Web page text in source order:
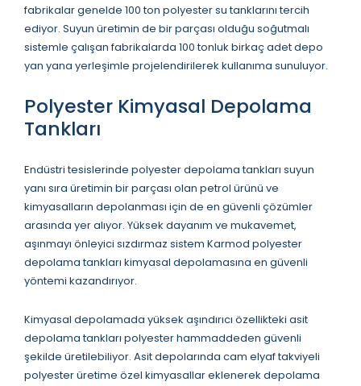
fabrikalar genelde 100 ton polyester su tanklarını tercih
ediyor. Suyun üretimin de bir parçası olduğu soğutmalı
sistemle çalışan fabrikalarda 100 tonluk birkaç adet depo
yan yana yerleşimle projelendirilerek kullanıma sunuluyor.
Polyester Kimyasal Depolama
Tankları
Endüstri tesislerinde polyester depolama tankları suyun
yanı sıra üretimin bir parçası olan petrol ürünü ve
kimyasalların depolanması için de en güvenli çözümler
arasında yer alıyor. Yüksek dayanım ve mukavemet,
aşınmayı önleyici sızdırmaz sistem Karmod polyester
depolama tankları kimyasal depolamasına en güvenli
yöntemi kazandırıyor.
Kimyasal depolamada yüksek aşındırıcı özellikteki asit
depolama tankları polyester hammaddeden güvenli
şekilde üretilebiliyor. Asit depolarında cam elyaf takviyeli
polyester üretime özel kimyasallar eklenerek depolama